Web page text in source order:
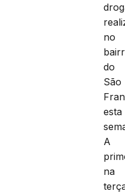
no
do
São
esta
A
na